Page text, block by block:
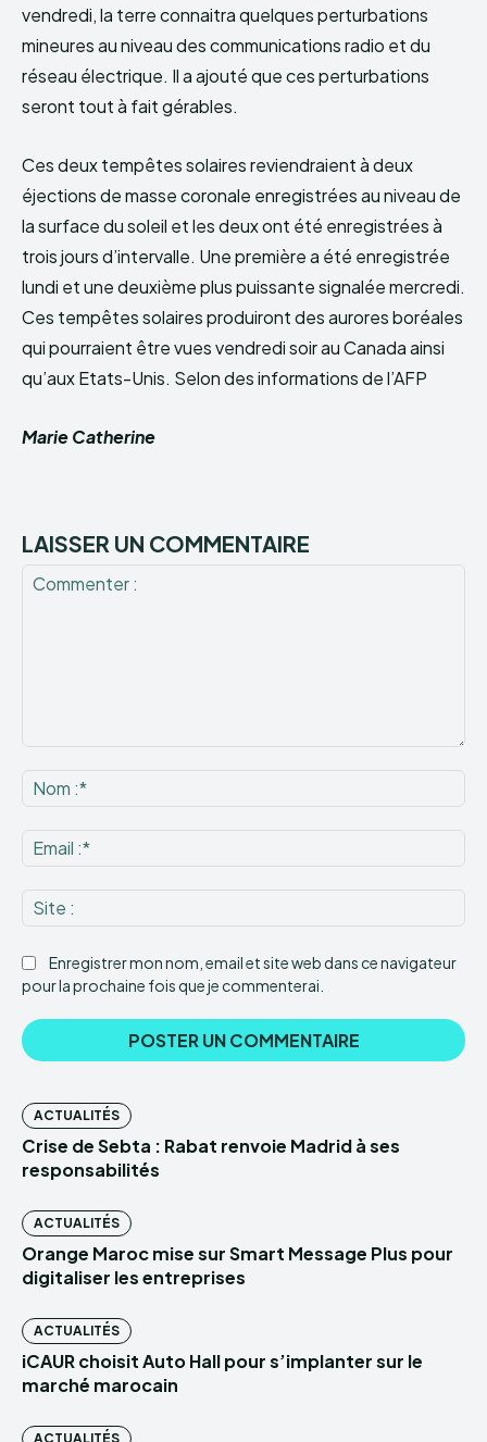
vendredi, la terre connaitra quelques perturbations
mineures au niveau des communications radio et du
réseau électrique. Il a ajouté que ces perturbations
seront tout à fait gérables.
Ces deux tempêtes solaires reviendraient à deux
éjections de masse coronale enregistrées au niveau de
la surface du soleil et les deux ont été enregistrées à
trois jours d’intervalle. Une première a été enregistrée
lundi et une deuxième plus puissante signalée mercredi.
Ces tempêtes solaires produiront des aurores boréales
qui pourraient être vues vendredi soir au Canada ainsi
qu’aux Etats-Unis. Selon des informations de l’AFP
Marie Catherine
LAISSER UN COMMENTAIRE
:*
:*
:
Enregistrer mon nom, email et site web dans ce navigateur
pour la prochaine fois que je commenterai.
ACTUALITÉS
Crise de Sebta : Rabat renvoie Madrid à ses
responsabilités
ACTUALITÉS
Orange Maroc mise sur Smart Message Plus pour
digitaliser les entreprises
ACTUALITÉS
iCAUR choisit Auto Hall pour s’implanter sur le
marché marocain
ACTUALITÉS